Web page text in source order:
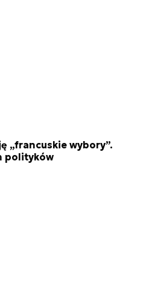
„francuskie wybory”.
polityków